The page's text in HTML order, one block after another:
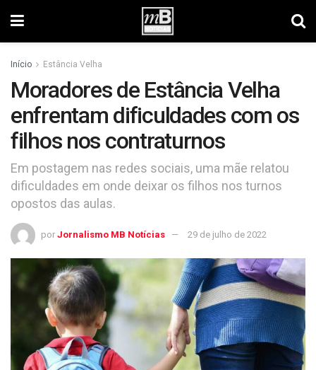
Início Estância Velha
Moradores de Estância Velha
enfrentam dificuldades com os
filhos nos contraturnos
Em postagem nas redes sociais, uma mãe relatou
dificuldades em onde deixar os filhos nos turnos
opostos das aulas.
por Jornalismo MB Notícias 29 de julho de 2022